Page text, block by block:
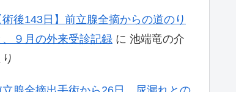
術後143日】前立腺全摘からの道のり
、９月の外来受診記録 に 池端竜の介